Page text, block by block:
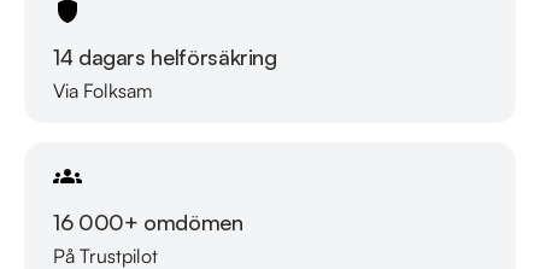
14 dagars helförsäkring
Via Folksam
16 000+ omdömen
På Trustpilot